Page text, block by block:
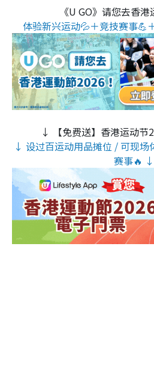
《U GO》请您去香港
体验新兴运动💦＋竞技赛事💪
↓ 【免费送】香港运动节
↓ 设过百运动用品摊位 / 可现场
赛事🔥 ↓